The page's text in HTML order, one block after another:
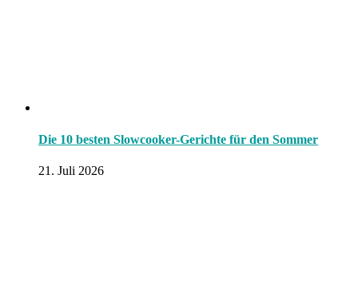
Die 10 besten Slowcooker-Gerichte für den Sommer
21. Juli 2026